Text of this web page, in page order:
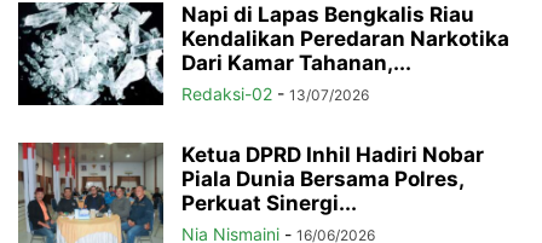
Napi di Lapas Bengkalis Riau
Kendalikan Peredaran Narkotika
Dari Kamar Tahanan,...
Redaksi-02 - 13/07/2026
Ketua DPRD Inhil Hadiri Nobar
Piala Dunia Bersama Polres,
Perkuat Sinergi...
Nia Nismaini - 16/06/2026